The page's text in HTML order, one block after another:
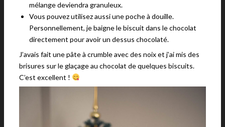
mélange deviendra granuleux.
Vous pouvez utilisez aussi une poche à douille.
Personnellement, je baigne le biscuit dans le chocolat
directement pour avoir un dessus chocolaté.
J’avais fait une pâte à crumble avec des noix et j’ai mis des
brisures sur le glaçage au chocolat de quelques biscuits.
C’est excellent !